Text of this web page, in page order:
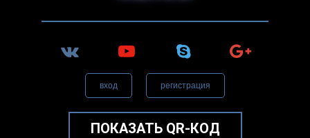
вход регистрация
ПОКАЗАТЬ QR-КОД